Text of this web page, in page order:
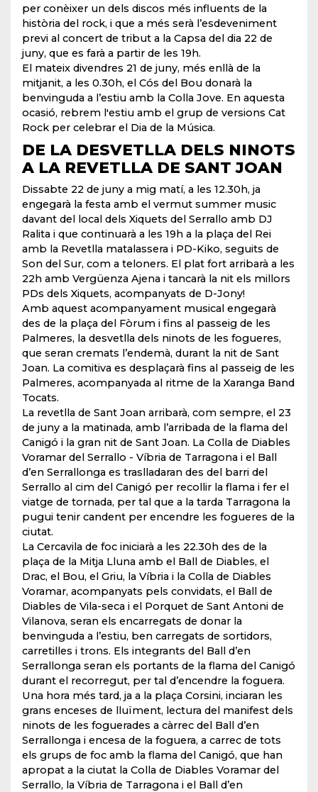
per conèixer un dels discos més influents de la
història del rock, i que a més serà l’esdeveniment
previ al concert de tribut a la Capsa del dia 22 de
juny, que es farà a partir de les 19h.
El mateix divendres 21 de juny, més enllà de la
mitjanit, a les 0.30h, el Cós del Bou donarà la
benvinguda a l’estiu amb la Colla Jove. En aquesta
ocasió, rebrem l'estiu amb el grup de versions Cat
Rock per celebrar el Dia de la Música.
DE LA DESVETLLA DELS NINOTS
A LA REVETLLA DE SANT JOAN
Dissabte 22 de juny a mig matí, a les 12.30h, ja
engegarà la festa amb el vermut summer music
davant del local dels Xiquets del Serrallo amb DJ
Ralita i que continuarà a les 19h a la plaça del Rei
amb la Revetlla matalassera i PD-Kiko, seguits de
Son del Sur, com a teloners. El plat fort arribarà a les
22h amb Vergüenza Ajena i tancarà la nit els millors
PDs dels Xiquets, acompanyats de D-Jony!
Amb aquest acompanyament musical engegarà
des de la plaça del Fòrum i fins al passeig de les
Palmeres, la desvetlla dels ninots de les fogueres,
que seran cremats l’endemà, durant la nit de Sant
Joan. La comitiva es desplaçarà fins al passeig de les
Palmeres, acompanyada al ritme de la Xaranga Band
Tocats.
La revetlla de Sant Joan arribarà, com sempre, el 23
de juny a la matinada, amb l’arribada de la flama del
Canigó i la gran nit de Sant Joan. La Colla de Diables
Voramar del Serrallo - Víbria de Tarragona i el Ball
d’en Serrallonga es traslladaran des del barri del
Serrallo al cim del Canigó per recollir la flama i fer el
viatge de tornada, per tal que a la tarda Tarragona la
pugui tenir candent per encendre les fogueres de la
ciutat.
La Cercavila de foc iniciarà a les 22.30h des de la
plaça de la Mitja Lluna amb el Ball de Diables, el
Drac, el Bou, el Griu, la Víbria i la Colla de Diables
Voramar, acompanyats pels convidats, el Ball de
Diables de Vila-seca i el Porquet de Sant Antoni de
Vilanova, seran els encarregats de donar la
benvinguda a l’estiu, ben carregats de sortidors,
carretilles i trons. Els integrants del Ball d’en
Serrallonga seran els portants de la flama del Canigó
durant el recorregut, per tal d’encendre la foguera.
Una hora més tard, ja a la plaça Corsini, inciaran les
grans enceses de lluïment, lectura del manifest dels
ninots de les foguerades a càrrec del Ball d’en
Serrallonga i encesa de la foguera, a carrec de tots
els grups de foc amb la flama del Canigó, que han
apropat a la ciutat la Colla de Diables Voramar del
Serrallo, la Víbria de Tarragona i el Ball d’en